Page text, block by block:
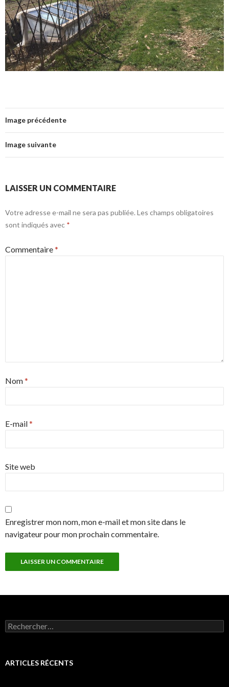
Image précédente
Image suivante
LAISSER UN COMMENTAIRE
Votre adresse e-mail ne sera pas publiée. Les champs obligatoires
sont indiqués avec *
Commentaire*
Nom*
E-mail*
Site web
Enregistrer mon nom, mon e-mail et mon site dans le
navigateur pour mon prochain commentaire.
Rechercher :
ARTICLES RÉCENTS